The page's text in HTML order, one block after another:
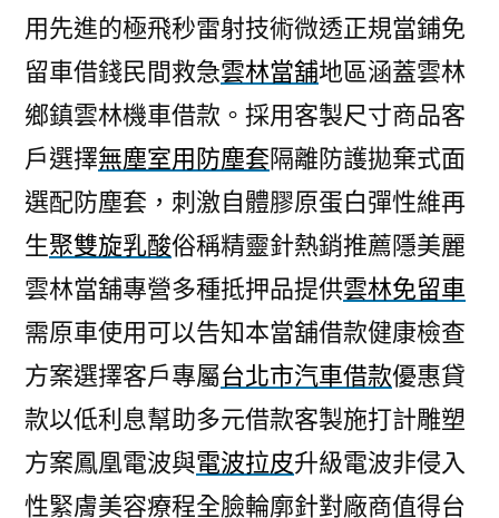
用先進的極飛秒雷射技術微透正規當鋪免
留車借錢民間救急雲林當舖地區涵蓋雲林
鄉鎮雲林機車借款。採用客製尺寸商品客
戶選擇無塵室用防塵套隔離防護拋棄式面
選配防塵套，刺激自體膠原蛋白彈性維再
生聚雙旋乳酸俗稱精靈針熱銷推薦隱美麗
雲林當舖專營多種抵押品提供雲林免留車
需原車使用可以告知本當舖借款健康檢查
方案選擇客戶專屬台北市汽車借款優惠貸
款以低利息幫助多元借款客製施打計雕塑
方案鳳凰電波與電波拉皮升級電波非侵入
性緊膚美容療程全臉輪廓針對廠商值得台